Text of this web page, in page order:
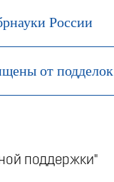
России
от подделок
поддержки"